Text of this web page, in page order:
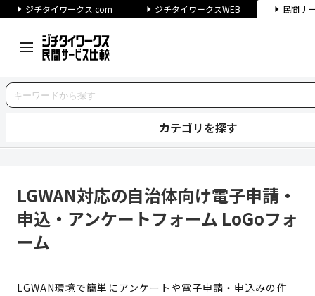
ジチタイワークス.com ジチタイワークスWEB 民間サ
カテゴリを探す
LGWAN対応の自治体向け電子申請・
申込・アンケートフォーム LoGoフォ
ーム
LGWAN環境で簡単にアンケートや電子申請・申込みの作